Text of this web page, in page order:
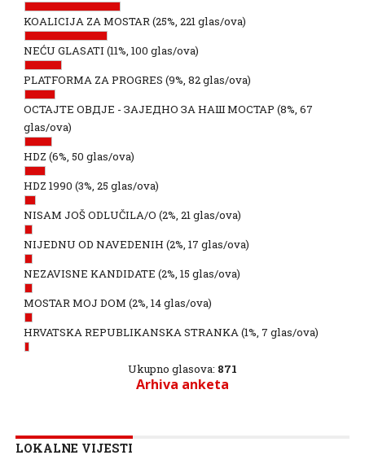
KOALICIJA ZA MOSTAR(25%, 221 glas/ova)
NEĆU GLASATI (11%, 100 glas/ova)
PLATFORMA ZA PROGRES (9%, 82 glas/ova)
ОСТАЈТЕ ОВДЈЕ - ЗАЈЕДНО ЗА НАШ МОСТАР (8%, 67
glas/ova)
HDZ (6%, 50 glas/ova)
HDZ 1990 (3%, 25 glas/ova)
NISAM JOŠ ODLUČILA/O (2%, 21 glas/ova)
NIJEDNU OD NAVEDENIH (2%, 17 glas/ova)
NEZAVISNE KANDIDATE (2%, 15 glas/ova)
MOSTAR MOJ DOM (2%, 14 glas/ova)
HRVATSKA REPUBLIKANSKA STRANKA(1%, 7 glas/ova)
Ukupno glasova: 871
Arhiva anketa
LOKALNE VIJESTI